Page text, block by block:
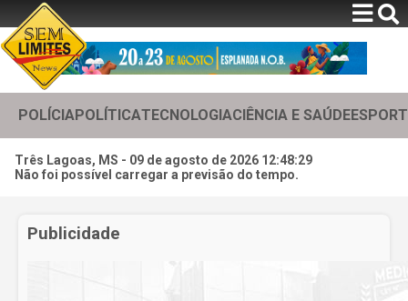
POLÍCIAPOLÍTICATECNOLOGIACIÊNCIA E SAÚDE
Três Lagoas, MS - 09 de agosto de 2026 12:48:32
Não foi possível carregar a previsão do tempo.
Publicidade